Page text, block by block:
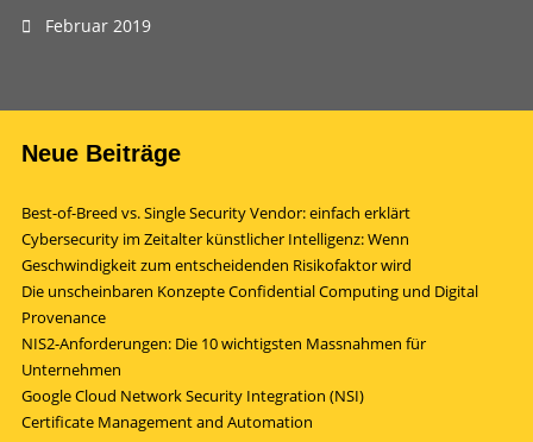
Februar 2019
Neue Beiträge
Best-of-Breed vs. Single Security Vendor: einfach erklärt
Cybersecurity im Zeitalter künstlicher Intelligenz: Wenn
Geschwindigkeit zum entscheidenden Risikofaktor wird
Die unscheinbaren Konzepte Confidential Computing und Digital
Provenance
NIS2-Anforderungen: Die 10 wichtigsten Massnahmen für
Unternehmen
Google Cloud Network Security Integration (NSI)
Certificate Management and Automation